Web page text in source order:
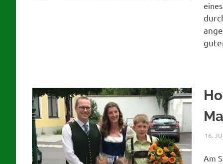
16.
Am